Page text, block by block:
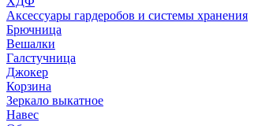
Аксессуары гардеробов и системы хранения
Брючница
Вешалки
Галстучница
Джокер
Корзина
Зеркало выкатное
Навес